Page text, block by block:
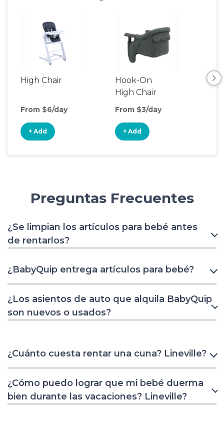
High Chair
From $6/day
+ Add
Hook-On
High Chair
From $3/day
+ Add
Preguntas Frecuentes
¿Se limpian los artículos para bebé antes
de rentarlos?
¿BabyQuip entrega artículos para bebé?
¿Los asientos de auto que alquila BabyQuip
son nuevos o usados?
¿Cuánto cuesta rentar una cuna? Lineville?
¿Cómo puedo lograr que mi bebé duerma
bien durante las vacaciones? Lineville?